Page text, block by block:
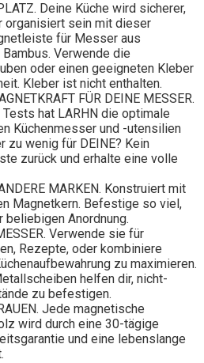
Deine Küche wird sicherer,
organisiert sein mit dieser
für Messer aus
Verwende die
oder einen geeigneten Kleber
Kleber ist nicht enthalten.
FÜR DEINE MESSER.
Tests hat LARHN die optimale
Küchenmesser und -utensilien
zu wenig für DEINE? Kein
zurück und erhalte eine volle
MARKEN. Konstruiert mit
Magnetkern. Befestige so viel,
Anordnung.
Verwende sie für
Rezepte, oder kombiniere
zu maximieren.
helfen dir, nicht-
zu befestigen.
Jede magnetische
wird durch eine 30-tägige
und eine lebenslange